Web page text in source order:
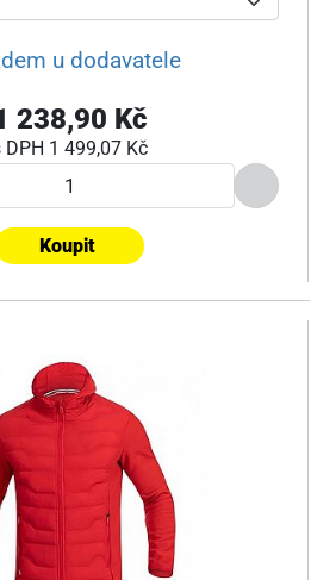
u dodavatele
238,90 Kč
DPH 1 499,07 Kč
Koupit